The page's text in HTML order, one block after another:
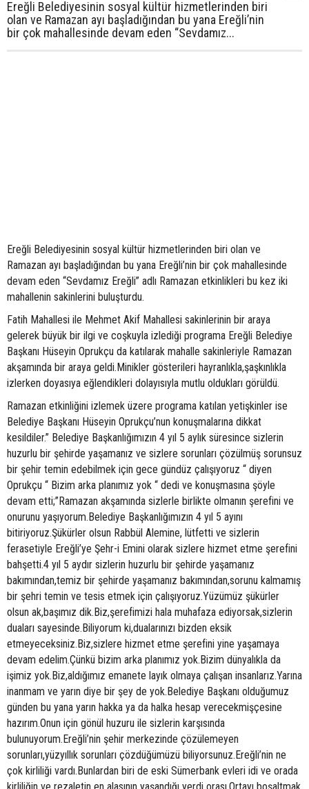
Ereğli Belediyesinin sosyal kültür hizmetlerinden biri
olan ve Ramazan ayı başladığından bu yana Ereğli’nin
bir çok mahallesinde devam eden “Sevdamız...
Ereğli Belediyesinin sosyal kültür hizmetlerinden biri olan ve
Ramazan ayı başladığından bu yana Ereğli’nin bir çok mahallesinde
devam eden “Sevdamız Ereğli” adlı Ramazan etkinlikleri bu kez iki
mahallenin sakinlerini buluşturdu.
Fatih Mahallesi ile Mehmet Akif Mahallesi sakinlerinin bir araya
gelerek büyük bir ilgi ve coşkuyla izlediği programa Ereğli Belediye
Başkanı Hüseyin Oprukçu da katılarak mahalle sakinleriyle Ramazan
akşamında bir araya geldi.Minikler gösterileri hayranlıkla,şaşkınlıkla
izlerken doyasıya eğlendikleri dolayısıyla mutlu oldukları görüldü.
Ramazan etkinliğini izlemek üzere programa katılan yetişkinler ise
Belediye Başkanı Hüseyin Oprukçu’nun konuşmalarına dikkat
kesildiler.” Belediye Başkanlığımızın 4 yıl 5 aylık süresince sizlerin
huzurlu bir şehirde yaşamanız ve sizlere sorunları çözülmüş sorunsuz
bir şehir temin edebilmek için gece gündüz çalışıyoruz “ diyen
Oprukçu “ Bizim arka planımız yok “ dedi ve konuşmasına şöyle
devam etti;”Ramazan akşamında sizlerle birlikte olmanın şerefini ve
onurunu yaşıyorum.Belediye Başkanlığımızın 4 yıl 5 ayını
bitiriyoruz.Şükürler olsun Rabbül Alemine, lütfetti ve sizlerin
ferasetiyle Ereğli’ye Şehr-i Emini olarak sizlere hizmet etme şerefini
bahşetti.4 yıl 5 aydır sizlerin huzurlu bir şehirde yaşamanız
bakımından,temiz bir şehirde yaşamanız bakımından,sorunu kalmamış
bir şehri temin ve tesis etmek için çalışıyoruz.Yüzümüz şükürler
olsun ak,başımız dik.Biz,şerefimizi hala muhafaza ediyorsak,sizlerin
duaları sayesinde.Biliyorum ki,dualarınızı bizden eksik
etmeyeceksiniz.Biz,sizlere hizmet etme şerefini yine yaşamaya
devam edelim.Çünkü bizim arka planımız yok.Bizim dünyalıkla da
işimiz yok.Biz,aldığımız emanete layık olmaya çalışan insanlarız.Yarına
inanmam ve yarın diye bir şey de yok.Belediye Başkanı olduğumuz
günden bu yana yarın hakka ya da halka hesap verecekmişçesine
hazırım.Onun için gönül huzuru ile sizlerin karşısında
bulunuyorum.Ereğli’nin şehir merkezinde çözülemeyen
sorunları,yüzyıllık sorunları çözdüğümüzü biliyorsunuz.Ereğli’nin ne
çok kirliliği vardı.Bunlardan biri de eski Sümerbank evleri idi ve orada